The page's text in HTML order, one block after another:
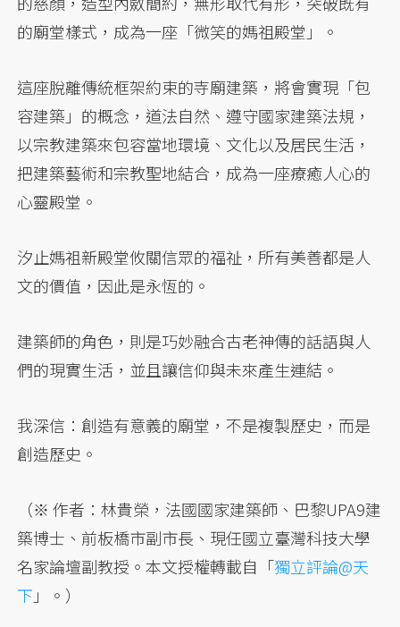
的廟堂樣式，成為一座「微笑的媽祖殿堂」。
這座脫離傳統框架約束的寺廟建築，將會實現「包
容建築」的概念，道法自然、遵守國家建築法規，
以宗教建築來包容當地環境、文化以及居民生活，
把建築藝術和宗教聖地結合，成為一座療癒人心的
心靈殿堂。
汐止媽袓新殿堂攸關信眾的福祉，所有美善都是人
文的價值，因此是永恆的。
建築師的角色，則是巧妙融合古老神傳的話語與人
們的現實生活，並且讓信仰與未來產生連結。
我深信：創造有意義的廟堂，不是複製歷史，而是
創造歷史。
（※ 作者：林貴榮，法國國家建築師、巴黎UPA9建
築博士、前板橋市副市長、現任國立臺灣科技大學
名家論壇副教授。本文授權轉載自「獨立評論@天
下 」。）